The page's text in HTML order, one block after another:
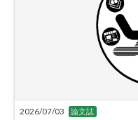
2026/07/03 論文誌